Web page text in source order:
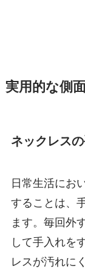
実用的な側
ネックレス
日常生活にお
することは、
ます。毎回外
して手入れを
レスが汚れに